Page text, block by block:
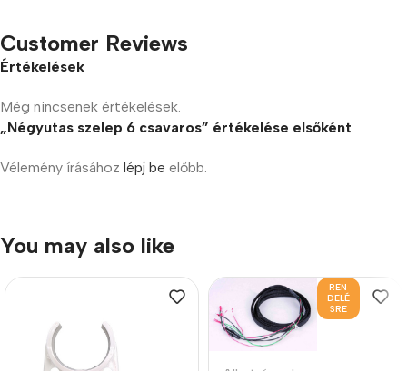
Customer Reviews
Értékelések
Még nincsenek értékelések.
„Négyutas szelep 6 csavaros” értékelése elsőként
Vélemény írásához lépj be előbb.
You may also like
REN
DELÉ
SRE